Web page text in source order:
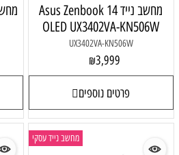
מחשב נייד Asus Zenbook 14
OLED UX3402VA-KN506W
UX3402VA-KN506W
₪3,999
פרטים נוספים
מחשב נייד עסקי